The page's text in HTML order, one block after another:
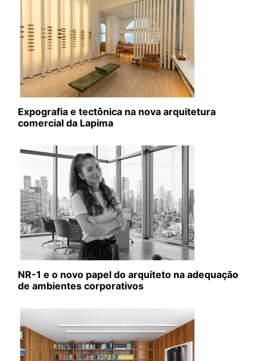
Expografia e tectônica na nova arquitetura
comercial da Lapima
NR-1 e o novo papel do arquiteto na adequação
de ambientes corporativos